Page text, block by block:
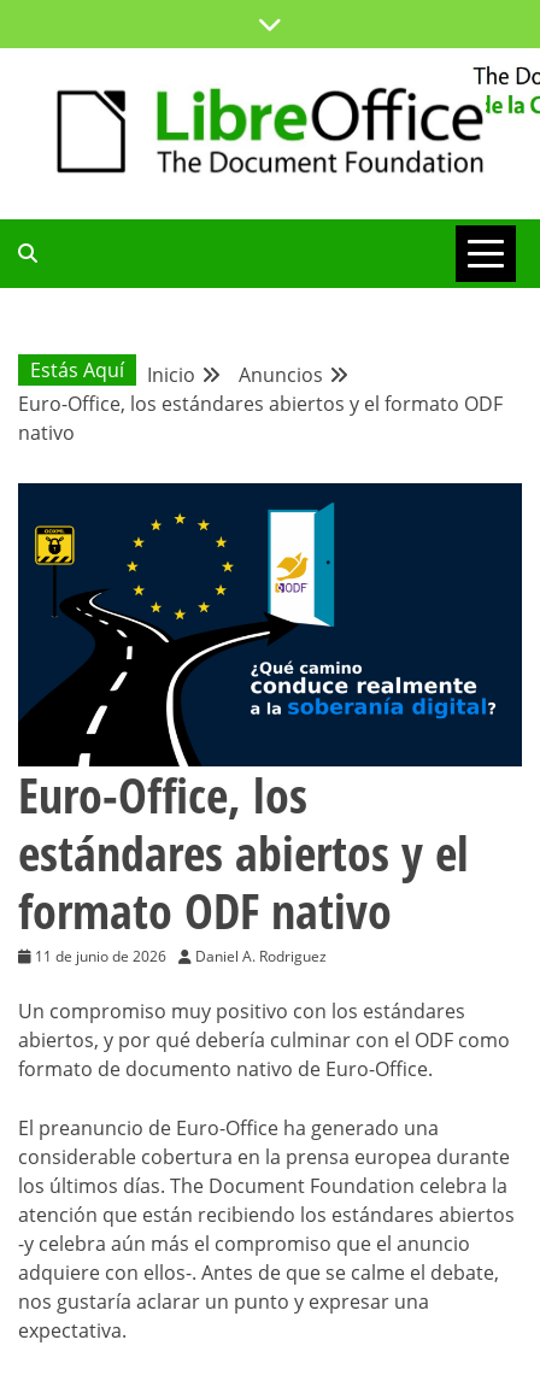
al
BLOG DE LA
COMUNIDAD
HISPANA
Estás Aquí Inicio
Anuncios
Euro-Office, los estándares abiertos y el formato ODF
nativo
Euro-Office, los
estándares abiertos y el
formato ODF nativo
11 de junio de 2026 Daniel A. Rodriguez
Un compromiso muy positivo con los estándares
abiertos, y por qué debería culminar con el ODF como
formato de documento nativo de Euro-Office.
El preanuncio de Euro-Office ha generado una
considerable cobertura en la prensa europea durante
los últimos días. The Document Foundation celebra la
atención que están recibiendo los estándares abiertos
-y celebra aún más el compromiso que el anuncio
adquiere con ellos-. Antes de que se calme el debate,
nos gustaría aclarar un punto y expresar una
expectativa.